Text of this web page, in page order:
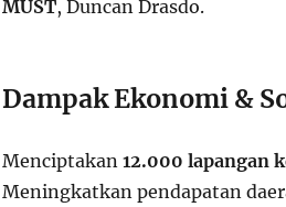
MUST, Duncan Drasdo.
Dampak Ekonomi &
Menciptakan 12.000 lapangan
Meningkatkan pendapatan